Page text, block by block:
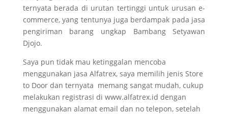
ternyata berada di urutan tertinggi untuk urusan e-
commerce, yang tentunya juga berdampak pada jasa
pengiriman barang ungkap Bambang Setyawan
Djojo.
Saya pun tidak mau ketinggalan mencoba
menggunakan jasa Alfatrex, saya memilih jenis Store
to Door dan ternyata memang sangat mudah, cukup
melakukan registrasi di www.alfatrex.id dengan
menggunakan alamat email dan no telepon, setelah